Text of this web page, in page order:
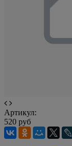
Артикул:
520 руб